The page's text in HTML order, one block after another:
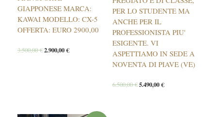
GIAPPONESE MARCA:
KAWAI MODELLO: CX-5
OFFERTA: EURO 2900,00
3.500,00€2.900,00€
PER LO STUDENTE MA
ANCHE PER IL
PROFESSIONISTA PIU'
ESIGENTE. VI
ASPETTIAMO IN SEDE A
NOVENTA DI PIAVE (VE)
6.500,00€5.490,00€